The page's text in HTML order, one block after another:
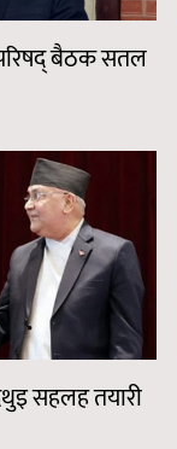
बैठक सतल
सहलह तयारी